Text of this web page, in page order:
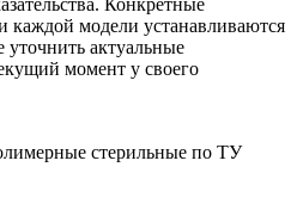
каждой модели устанавливаются
актуальные
момент у своего
стерильные по ТУ